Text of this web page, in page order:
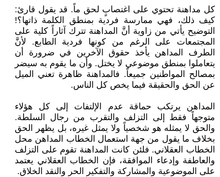
كل مداهنة تحتوي على اغتصابٍ لحق ماً. قد يقول قارئ:
كيف ذلك، فهي ممارسة فردية بمنطق الكلمة ذاتها؟!
التوضيح يأتي من زاوية أنَّ المداهنة تترك آثاراً كلية على
المجتمعات على الرغم من كونها فردية الطابع. لأنَّ
الطرف المداهن يأخذ حقوق الآخرين في ضرورة أن
يتعاملوا بمنطق موضوعي لا يختل. وأن ما يقوم به سيضر
بمصالح المواطنين جميعاً. فالمداهنة ظاهرة تعني الميل
عن الحق والحقيقة فيما يخص كل الناس.
المداهن يرتكب حماقة عدم الإلتفات إلى كل هؤلاء
متوجهاً فقط إلى التزلف والتقرب من رجال السلطة.
والحق لا يمثله هو شخصياً ولا يمثل غيره، بل يظهر الحق
بخلاف ما يقول من جهة استعمال الخطاب المداهن محل
الخطاب العقلاني. فلئن كانت المداهنة تقوم على التزلف
والعاطفة وإدعاء الموافقة، فإن الخطاب العقلاني يعتمد
على الموضوعية والمشاركة والتفكير الحر والنقد الخلاق.